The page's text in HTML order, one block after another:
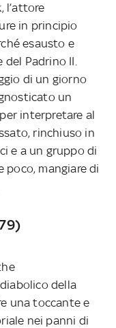
l’attore
in principio
esausto e
Padrino II.
di un giorno
un
interpretare al
rinchiuso in
e a un gruppo di
poco, mangiare di
della
una toccante e
nei panni di